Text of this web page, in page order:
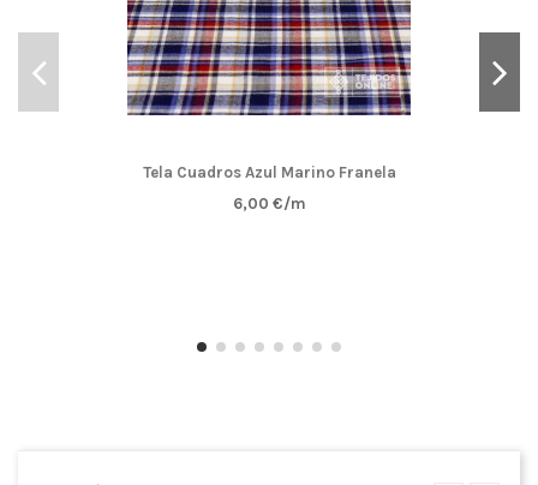
Tela Cuadros Azul Marino Franela
6,00 €/m